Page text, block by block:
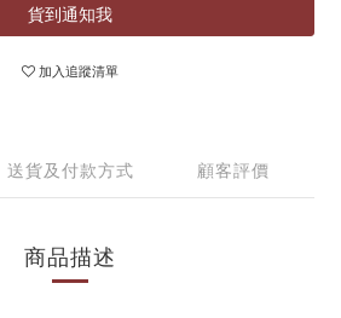
貨到通知我
加入追蹤清單
送貨及付款方式 顧客評價
商品描述